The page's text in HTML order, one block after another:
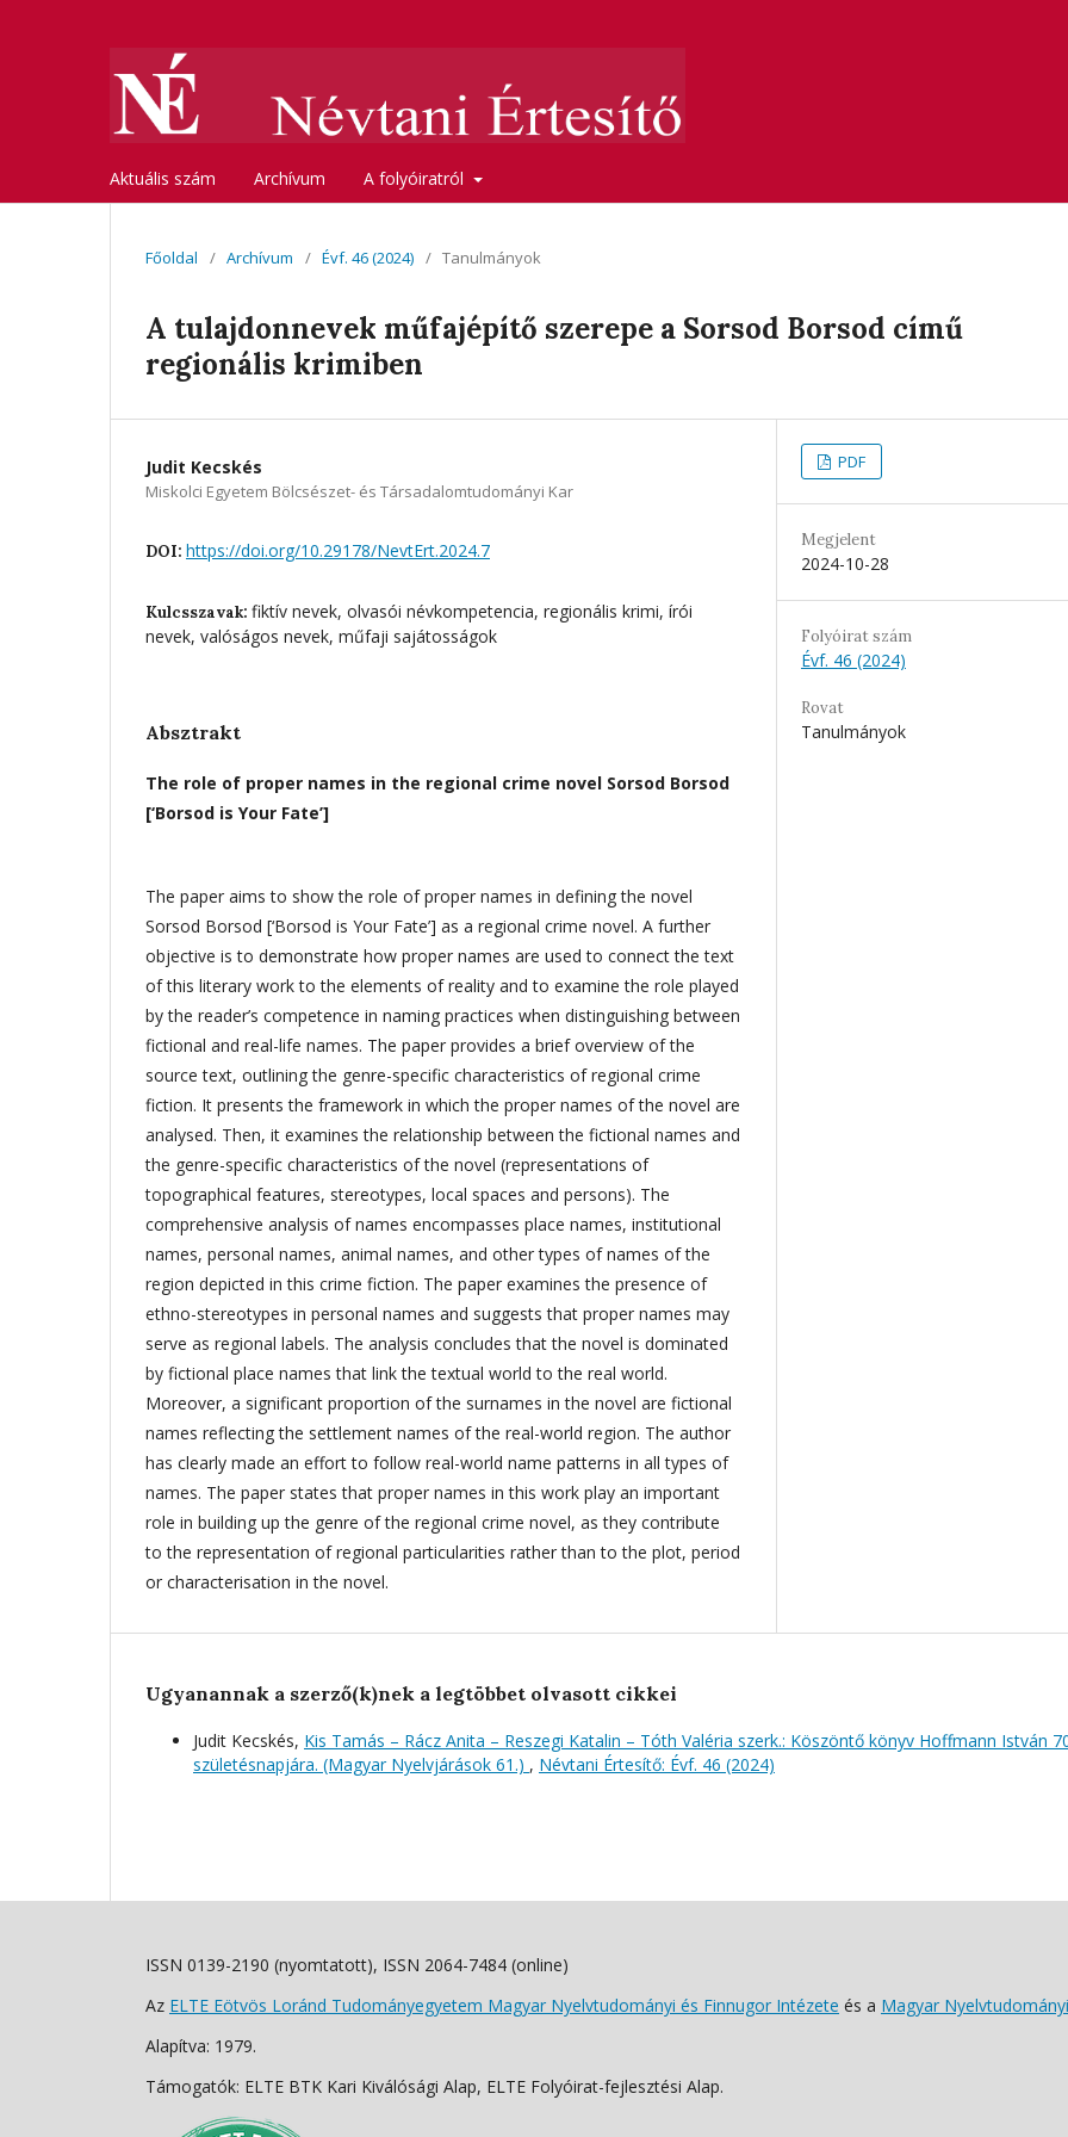
Aktuális szám Archívum A folyóiratról
Főoldal / Archívum / Évf. 46 (2024) / Tanulmányok
A tulajdonnevek műfajépítő szerepe a Sorsod Borsod című
regionális krimiben
Judit Kecskés
Miskolci Egyetem Bölcsészet- és Társadalomtudományi Kar
DOI: https://doi.org/10.29178/NevtErt.2024.7
Kulcsszavak: fiktív nevek, olvasói névkompetencia, regionális krimi, írói
nevek, valóságos nevek, műfaji sajátosságok
Absztrakt
The role of proper names in the regional crime novel Sorsod Borsod
[‘Borsod is Your Fate’]
The paper aims to show the role of proper names in defining the novel
Sorsod Borsod [‘Borsod is Your Fate’] as a regional crime novel. A further
objective is to demonstrate how proper names are used to connect the text
of this literary work to the elements of reality and to examine the role played
by the reader’s competence in naming practices when distinguishing between
fictional and real-life names. The paper provides a brief overview of the
source text, outlining the genre-specific characteristics of regional crime
fiction. It presents the framework in which the proper names of the novel are
analysed. Then, it examines the relationship between the fictional names and
the genre-specific characteristics of the novel (representations of
topographical features, stereotypes, local spaces and persons). The
comprehensive analysis of names encompasses place names, institutional
names, personal names, animal names, and other types of names of the
region depicted in this crime fiction. The paper examines the presence of
ethno-stereotypes in personal names and suggests that proper names may
serve as regional labels. The analysis concludes that the novel is dominated
by fictional place names that link the textual world to the real world.
Moreover, a significant proportion of the surnames in the novel are fictional
names reflecting the settlement names of the real-world region. The author
has clearly made an effort to follow real-world name patterns in all types of
names. The paper states that proper names in this work play an important
role in building up the genre of the regional crime novel, as they contribute
to the representation of regional particularities rather than to the plot, period
or characterisation in the novel.
PDF
Megjelent
2024-10-28
Folyóirat szám
Évf. 46 (2024)
Rovat
Tanulmányok
Ugyanannak a szerző(k)nek a legtöbbet olvasott cikkei
Judit Kecskés, Kis Tamás – Rácz Anita – Reszegi Katalin – Tóth Valéria szerk.: Köszöntő könyv Hoffmann István
születésnapjára. (Magyar Nyelvjárások 61.) , Névtani Értesítő: Évf. 46 (2024)
ISSN 0139-2190 (nyomtatott), ISSN 2064-7484 (online)
Az ELTE Eötvös Loránd Tudományegyetem Magyar Nyelvtudományi és Finnugor Intézete és a Magyar
Alapítva: 1979.
Támogatók: ELTE BTK Kari Kiválósági Alap, ELTE Folyóirat-fejlesztési Alap.